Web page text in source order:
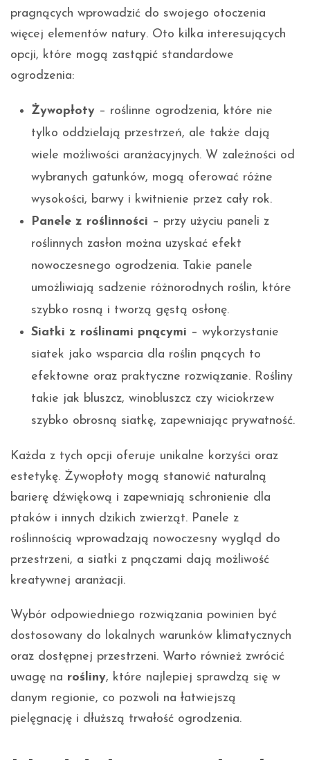
pragnących wprowadzić do swojego otoczenia
więcej elementów natury. Oto kilka interesujących
opcji, które mogą zastąpić standardowe
ogrodzenia:
Żywopłoty – roślinne ogrodzenia, które nie
tylko oddzielają przestrzeń, ale także dają
wiele możliwości aranżacyjnych. W zależności od
wybranych gatunków, mogą oferować różne
wysokości, barwy i kwitnienie przez cały rok.
Panele z roślinności – przy użyciu paneli z
roślinnych zasłon można uzyskać efekt
nowoczesnego ogrodzenia. Takie panele
umożliwiają sadzenie różnorodnych roślin, które
szybko rosną i tworzą gęstą osłonę.
Siatki z roślinami pnącymi – wykorzystanie
siatek jako wsparcia dla roślin pnących to
efektowne oraz praktyczne rozwiązanie. Rośliny
takie jak bluszcz, winobluszcz czy wiciokrzew
szybko obrosną siatkę, zapewniając prywatność.
Każda z tych opcji oferuje unikalne korzyści oraz
estetykę. Żywopłoty mogą stanowić naturalną
barierę dźwiękową i zapewniają schronienie dla
ptaków i innych dzikich zwierząt. Panele z
roślinnością wprowadzają nowoczesny wygląd do
przestrzeni, a siatki z pnączami dają możliwość
kreatywnej aranżacji.
Wybór odpowiedniego rozwiązania powinien być
dostosowany do lokalnych warunków klimatycznych
oraz dostępnej przestrzeni. Warto również zwrócić
uwagę na rośliny, które najlepiej sprawdzą się w
danym regionie, co pozwoli na łatwiejszą
pielęgnację i dłuższą trwałość ogrodzenia.